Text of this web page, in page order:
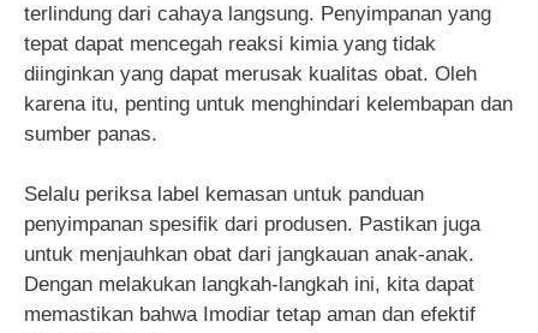
terlindung dari cahaya langsung. Penyimpanan yang
tepat dapat mencegah reaksi kimia yang tidak
diinginkan yang dapat merusak kualitas obat. Oleh
karena itu, penting untuk menghindari kelembapan dan
sumber panas.
Selalu periksa label kemasan untuk panduan
penyimpanan spesifik dari produsen. Pastikan juga
untuk menjauhkan obat dari jangkauan anak-anak.
Dengan melakukan langkah-langkah ini, kita dapat
memastikan bahwa Imodiar tetap aman dan efektif